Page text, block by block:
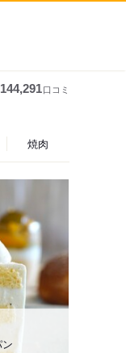
144,291口コミ
焼肉